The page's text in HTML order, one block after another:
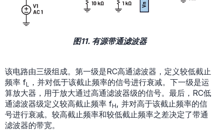
图11. 有源带通滤波器
该电路由三级组成。第一级是RC高通滤波器，定义较低截止
频率 fL ，并对低于该截止频率的信号进行衰减。下一级是运
算放大器，用于放大通过高通滤波器级的信号。最后，RC低
通滤波器级定义较高截止频率 fH, 并对高于该截止频率的信
号进行衰减。较高截止频率和较低截止频率之差决定了带通
滤波器的带宽。